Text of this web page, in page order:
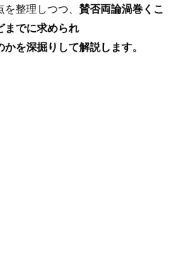
整理しつつ、 賛否両論渦巻くこ
までに求められ
を深掘りして解説します。